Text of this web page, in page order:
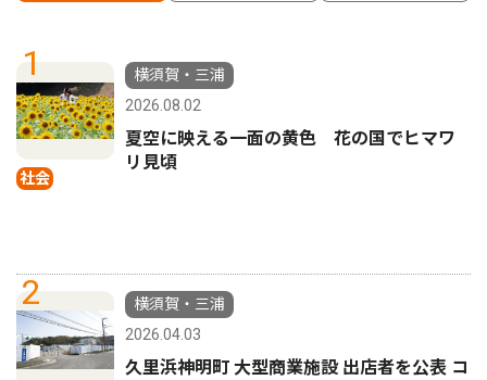
1
社会
横須賀・三浦
2026.08.02
夏空に映える一面の黄色 花の国でヒマワ
リ見頃
2
横須賀・三浦
2026.04.03
久里浜神明町 大型商業施設 出店者を公表 コ